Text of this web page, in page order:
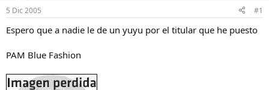
d
e
l
i
o
i
c
i
5 Dic 2005 #1
Espero que a nadie le de un yuyu por el titular que he puesto
PAM Blue Fashion